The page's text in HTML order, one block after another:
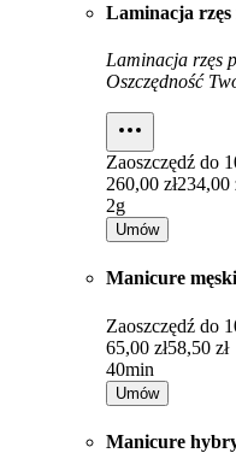
Laminacja
Laminacja rzęs
Oszczędność
Zaoszczędź do
260,00 zł234,00
2g
Umów
Manicure męski
Zaoszczędź do
65,00 zł58,50 zł
40min
Umów
Manicure